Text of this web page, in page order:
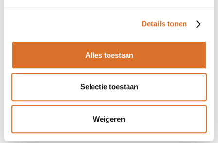
Details tonen
Alles toestaan
Selectie toestaan
Weigeren